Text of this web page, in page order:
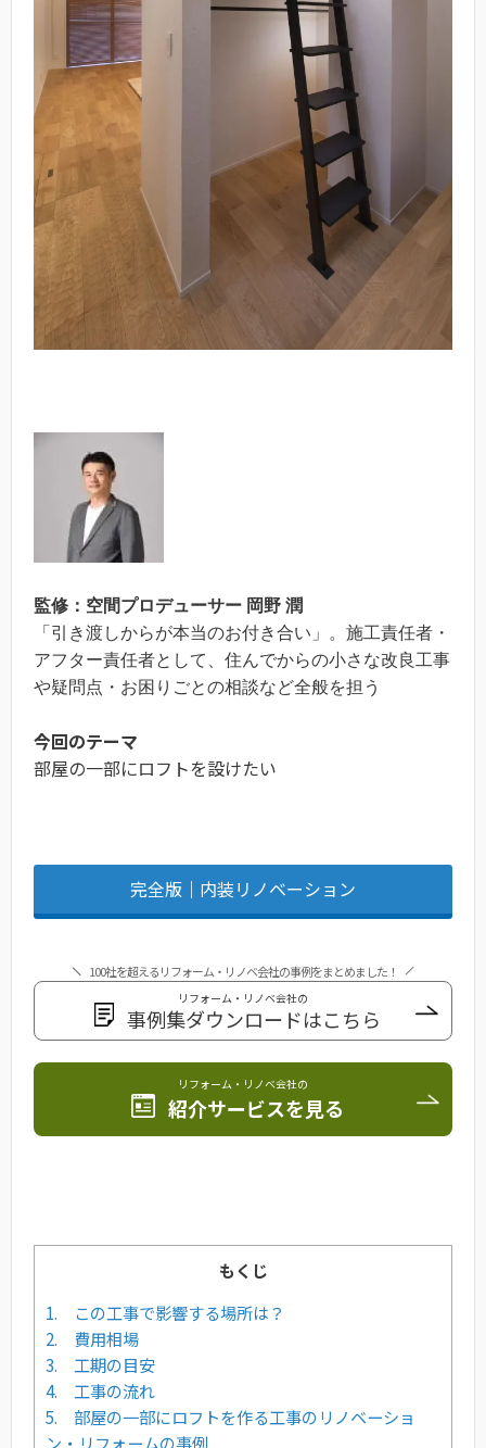
監修：空間プロデューサー 岡野 潤
「引き渡しからが本当のお付き合い」。施工責任者・
アフター責任者として、住んでからの小さな改良工事
や疑問点・お困りごとの相談など全般を担う
今回のテーマ
部屋の一部にロフトを設けたい
完全版｜内装リノベーション
100社を超えるリフォーム・リノベ会社の事例をまとめました！
リフォーム・リノベ会社の
事例集ダウンロードはこちら
リフォーム・リノベ会社の
紹介サービスを見る
もくじ
1. この工事で影響する場所は？
2. 費用相場
3. 工期の目安
4. 工事の流れ
5. 部屋の一部にロフトを作る工事のリノベーショ
ン・リフォームの事例